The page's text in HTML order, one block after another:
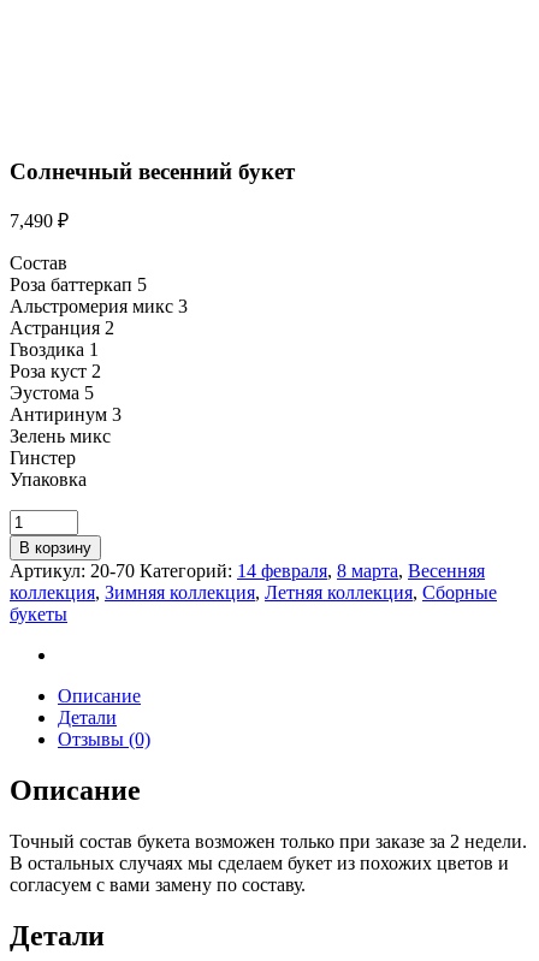
Солнечный весенний букет
7,490 ₽
Состав
Роза баттеркап 5
Альстромерия микс 3
Астранция 2
Гвоздика 1
Роза куст 2
Эустома 5
Антиринум 3
Зелень микс
Гинстер
Упаковка
В корзину
Артикул: 20-70 Категорий: 14 февраля, 8 марта, Весенняя
коллекция, Зимняя коллекция, Летняя коллекция, Сборные
букеты
Описание
Детали
Отзывы (0)
Описание
Точный состав букета возможен только при заказе за 2 недели.
В остальных случаях мы сделаем букет из похожих цветов и
согласуем с вами замену по составу.
Детали